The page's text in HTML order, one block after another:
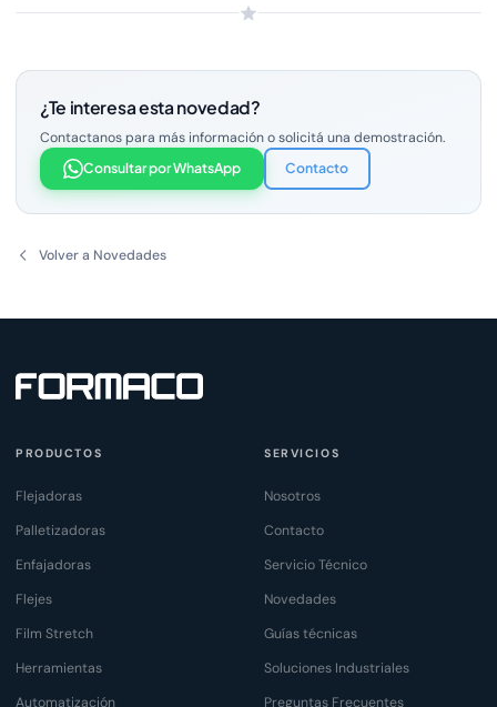
¿Te interesa esta novedad?
Contactanos para más información o solicitá una demostración.
Consultar por WhatsApp
Contacto
Volver a Novedades
PRODUCTOS
Flejadoras
Palletizadoras
Enfajadoras
Flejes
Film Stretch
Herramientas
Automatización
SERVICIOS
Nosotros
Contacto
Servicio Técnico
Novedades
Guías técnicas
Soluciones Industriales
Preguntas Frecuentes